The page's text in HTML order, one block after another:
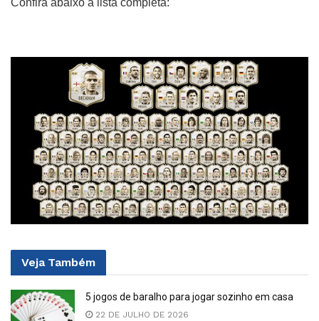
Confira abaixo a lista completa:
Veja Também
5 jogos de baralho para jogar sozinho em casa
22 DE JULHO DE 2026